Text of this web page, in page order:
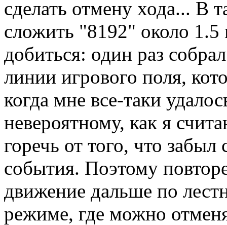
сделать отмену хода... В
сложить "8192" около
добиться: один раз
линии игрового поля,
когда мне все-таки
невероятному, как я
горечь от того, что
события. Поэтому
движение дальше по
режиме, где можно